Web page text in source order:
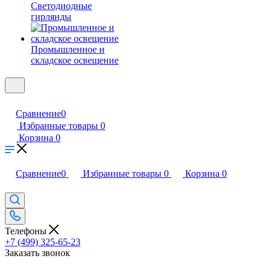
Светодиодные
гирлянды
Промышленное и
складское освещение
Сравнение0
Избранные товары 0
Корзина 0
Сравнение0 Избранные товары 0 Корзина 0
Телефоны
+7 (499) 325-65-23
Заказать звонок